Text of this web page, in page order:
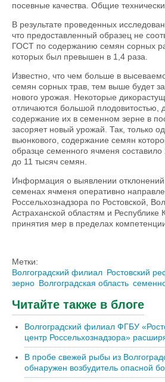
посевные качества. Общие
В результате проведенных
что предоставленный образец не
ГОСТ по содержанию семян сорных
которых был превышен в 1,4 раза.
Известно, что чем больше в
семян сорных трав, тем выше будет
нового урожая. Некоторые
отличаются большой плодовитостью,
содержание их в семенном зерне в
засоряет новый урожай. Так, только
вьюнкового, содержание семян
образце семенного ячменя составило
до 11 тысяч семян.
Информация о выявлении
семенах ячменя оперативно
Россельхознадзора по Ростовской,
Астраханской областям и Республике
принятия мер в пределах
Метки:
Волгоградский филиал Ростовский
зерно Волгоградская область
Читайте также в блоге
Волгоградский филиал ФГБУ
центр Россельхознадзора»
В пробе свежей рыбы из
обнаружен возбудитель опасной